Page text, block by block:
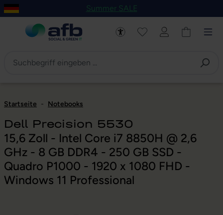
Hauptinhalt springen
Zur Navigation der B2B-Plattform springen
Summer SALE
Startseite - Notebooks
Dell Precision 5530
15,6 Zoll - Intel Core i7 8850H @ 2,6
GHz - 8 GB DDR4 - 250 GB SSD -
Quadro P1000 - 1920 x 1080 FHD -
Windows 11 Professional